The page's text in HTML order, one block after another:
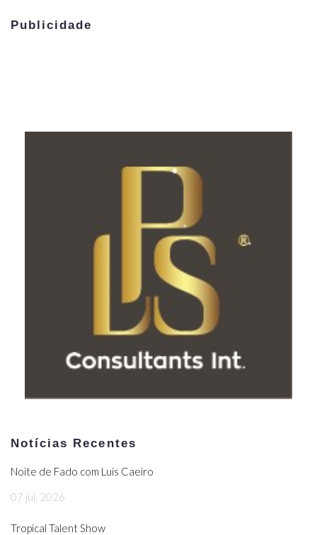
Publicidade
Notícias Recentes
Noite de Fado com Luis Caeiro
07 jul, 2026
Tropical Talent Show